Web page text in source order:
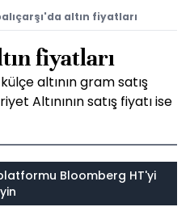
altın fiyatları
fiyatları
altının gram satış
Altınının satış fiyatı ise
Bloomberg HT'yi